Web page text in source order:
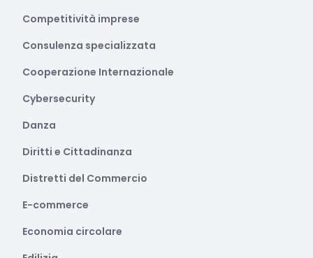
Competitività imprese
Consulenza specializzata
Cooperazione Internazionale
Cybersecurity
Danza
Diritti e Cittadinanza
Distretti del Commercio
E-commerce
Economia circolare